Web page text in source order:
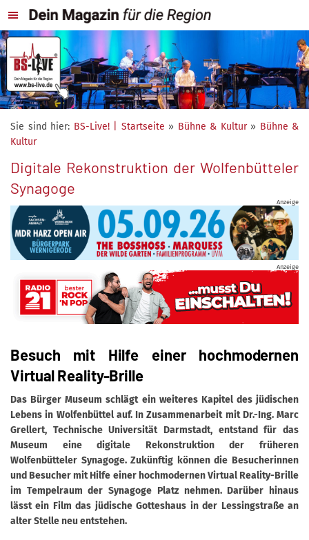
Sie sind hier: BS-Live! | Startseite » Bühne & Kultur» Bühne &
Kultur
Digitale Rekonstruktion der Wolfenbütteler
Synagoge
Anzeige
Anzeige
Besuch mit Hilfe einer hochmodernen
Virtual Reality-Brille
Das Bürger Museum schlägt ein weiteres Kapitel des jüdischen
Lebens in Wolfenbüttel auf. In Zusammenarbeit mit Dr.-Ing. Marc
Grellert, Technische Universität Darmstadt, entstand für das
Museum eine digitale Rekonstruktion der früheren
Wolfenbütteler Synagoge. Zukünftig können die Besucherinnen
und Besucher mit Hilfe einer hochmodernen Virtual Reality-Brille
im Tempelraum der Synagoge Platz nehmen. Darüber hinaus
lässt ein Film das jüdische Gotteshaus in der Lessingstraße an
alter Stelle neu entstehen.